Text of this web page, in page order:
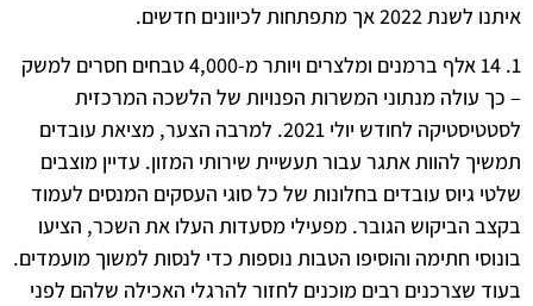
אך מתפתחות לכיוונים חדשים.
1. 14 אלף ברמנים ומלצרים ויותר מ-4,000 טבחים חסרים למשק
עולה מנתוני המשרות הפנויות של הלשכה המרכזית
לסטטיסטיקה לחודש יולי 2021. למרבה הצער, מציאת עובדים
להוות אתגר עבור תעשיית שירותי המזון. עדיין מוצבים
גיוס עובדים בחלונות של כל סוגי העסקים המנסים לעמוד
הביקוש הגובר. מפעילי מסעדות העלו את השכר, הציעו
חתימה והוסיפו הטבות נוספות כדי לנסות למשוך מועמדים.
שצרכנים רבים מוכנים לחזור להרגלי האכילה שלהם לפני